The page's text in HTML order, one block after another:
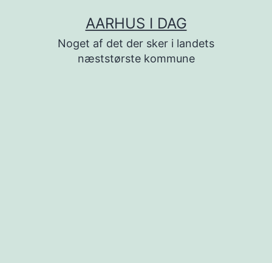
AARHUS I DAG
Noget af det der sker i landets
næststørste kommune